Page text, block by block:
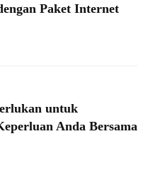
Paket Internet
untuk
Anda Bersama